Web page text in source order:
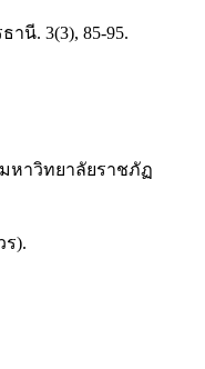
นี. 3(3), 85-95.
หาวิทยาลัยราชภัฏ
).